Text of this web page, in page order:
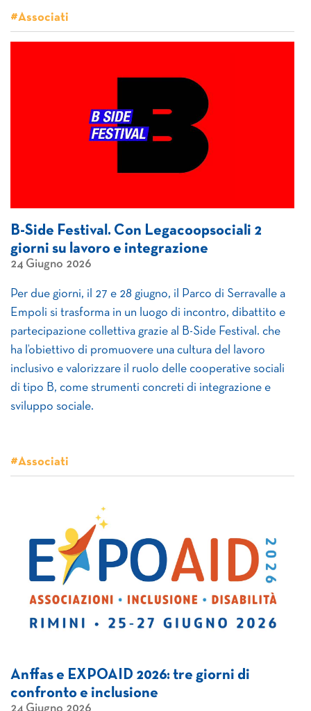
#Associati
B-Side Festival. Con Legacoopsociali 2
giorni su lavoro e integrazione
24 Giugno 2026
Per due giorni, il 27 e 28 giugno, il Parco di Serravalle a
Empoli si trasforma in un luogo di incontro, dibattito e
partecipazione collettiva grazie al B-Side Festival. che
ha l’obiettivo di promuovere una cultura del lavoro
inclusivo e valorizzare il ruolo delle cooperative sociali
di tipo B, come strumenti concreti di integrazione e
sviluppo sociale.
#Associati
Anffas e EXPOAID 2026: tre giorni di
confronto e inclusione
24 Giugno 2026